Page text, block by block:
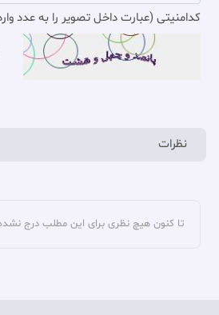
اول، ص 68.
کدامنیتی (عبارت داخل تصویر را به عدد
نظرات
تا کنون هیچ نظری برای این مطلب درج